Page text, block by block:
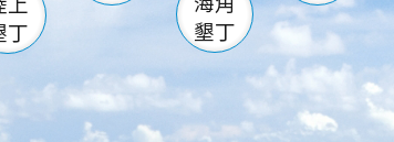
丁
墾丁